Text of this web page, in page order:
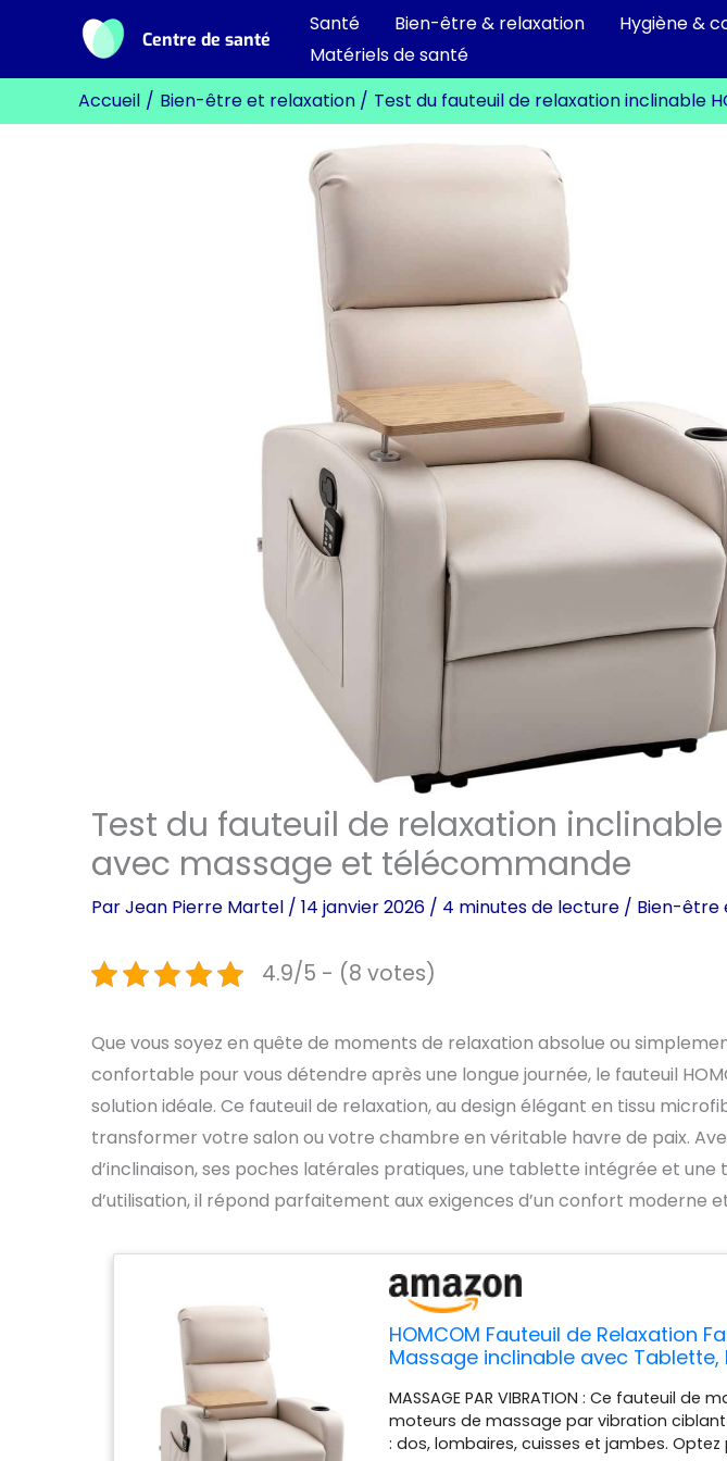
contenu
Centre de santé
Santé Bien-être & relaxation Hygiène &
Matériels de santé
Accueil Bien-être et relaxation Test du fauteuil de relaxation inclinable
Test du fauteuil de relaxation inclinable
avec massage et télécommande
ParJean Pierre Martel / 14 janvier 2026 / 4 minutes de lecture / Bien-être
4.9/5 - (8 votes)
Que vous soyez en quête de moments de relaxation absolue ou
confortable pour vous détendre après une longue journée, le fauteuil
solution idéale. Ce fauteuil de relaxation, au design élégant en tissu
transformer votre salon ou votre chambre en véritable havre de paix.
d’inclinaison, ses poches latérales pratiques, une tablette intégrée et
d’utilisation, il répond parfaitement aux exigences d’un confort moderne
HOMCOM Fauteuil de Relaxation
Massage inclinable avec Tablette,
Chambre, Tissu en Microfibre
MASSAGE PAR VIBRATION : Ce fauteuil de
moteurs de massage par vibration ciblant
: dos, lombaires, cuisses et jambes.